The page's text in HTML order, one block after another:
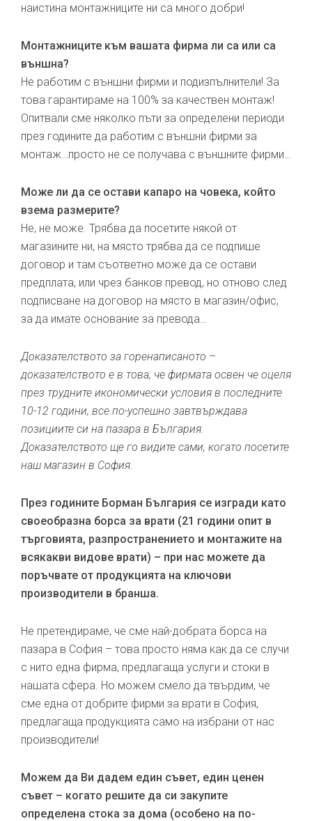
наистина монтажниците ни са много добри!
Монтажниците към вашата фирма ли са или са
външна?
Не работим с външни фирми и подизпълнители! За
това гарантираме на 100% за качествен монтаж!
Опитвали сме няколко пъти за определени периоди
през годините да работим с външни фирми за
монтаж…просто не се получава с външните фирми…
Може ли да се остави капаро на човека, който
взема размерите?
Не, не може. Трябва да посетите някой от
магазините ни, на място трябва да се подпише
договор и там съответно може да се остави
предплата, или чрез банков превод, но отново след
подписване на договор на място в магазин/офис,
за да имате основание за превода…
Доказателството за горенаписаното –
доказателството е в това, че фирмата освен че оцеля
през трудните икономически условия в последните
10-12 години, все по-успешно завтвърждава
позициите си на пазара в България.
Доказателството ще го видите сами, когато посетите
наш магазин в София.
През годините Борман България се изгради като
своеобразна борса за врати (21 години опит в
търговията, разпространението и монтажите на
всякакви видове врати) – при нас можете да
поръчвате от продукцията на ключови
производители в бранша.
Не претендираме, че сме най-добрата борса на
пазара в София – това просто няма как да се случи
с нито една фирма, предлагаща услуги и стоки в
нашата сфера. Но можем смело да твърдим, че
сме една от добрите фирми за врати в София,
предлагаща продукцията само на избрани от нас
производители!
Можем да Ви дадем един съвет, един ценен
съвет – когато решите да си закупите
определена стока за дома (особено на по-